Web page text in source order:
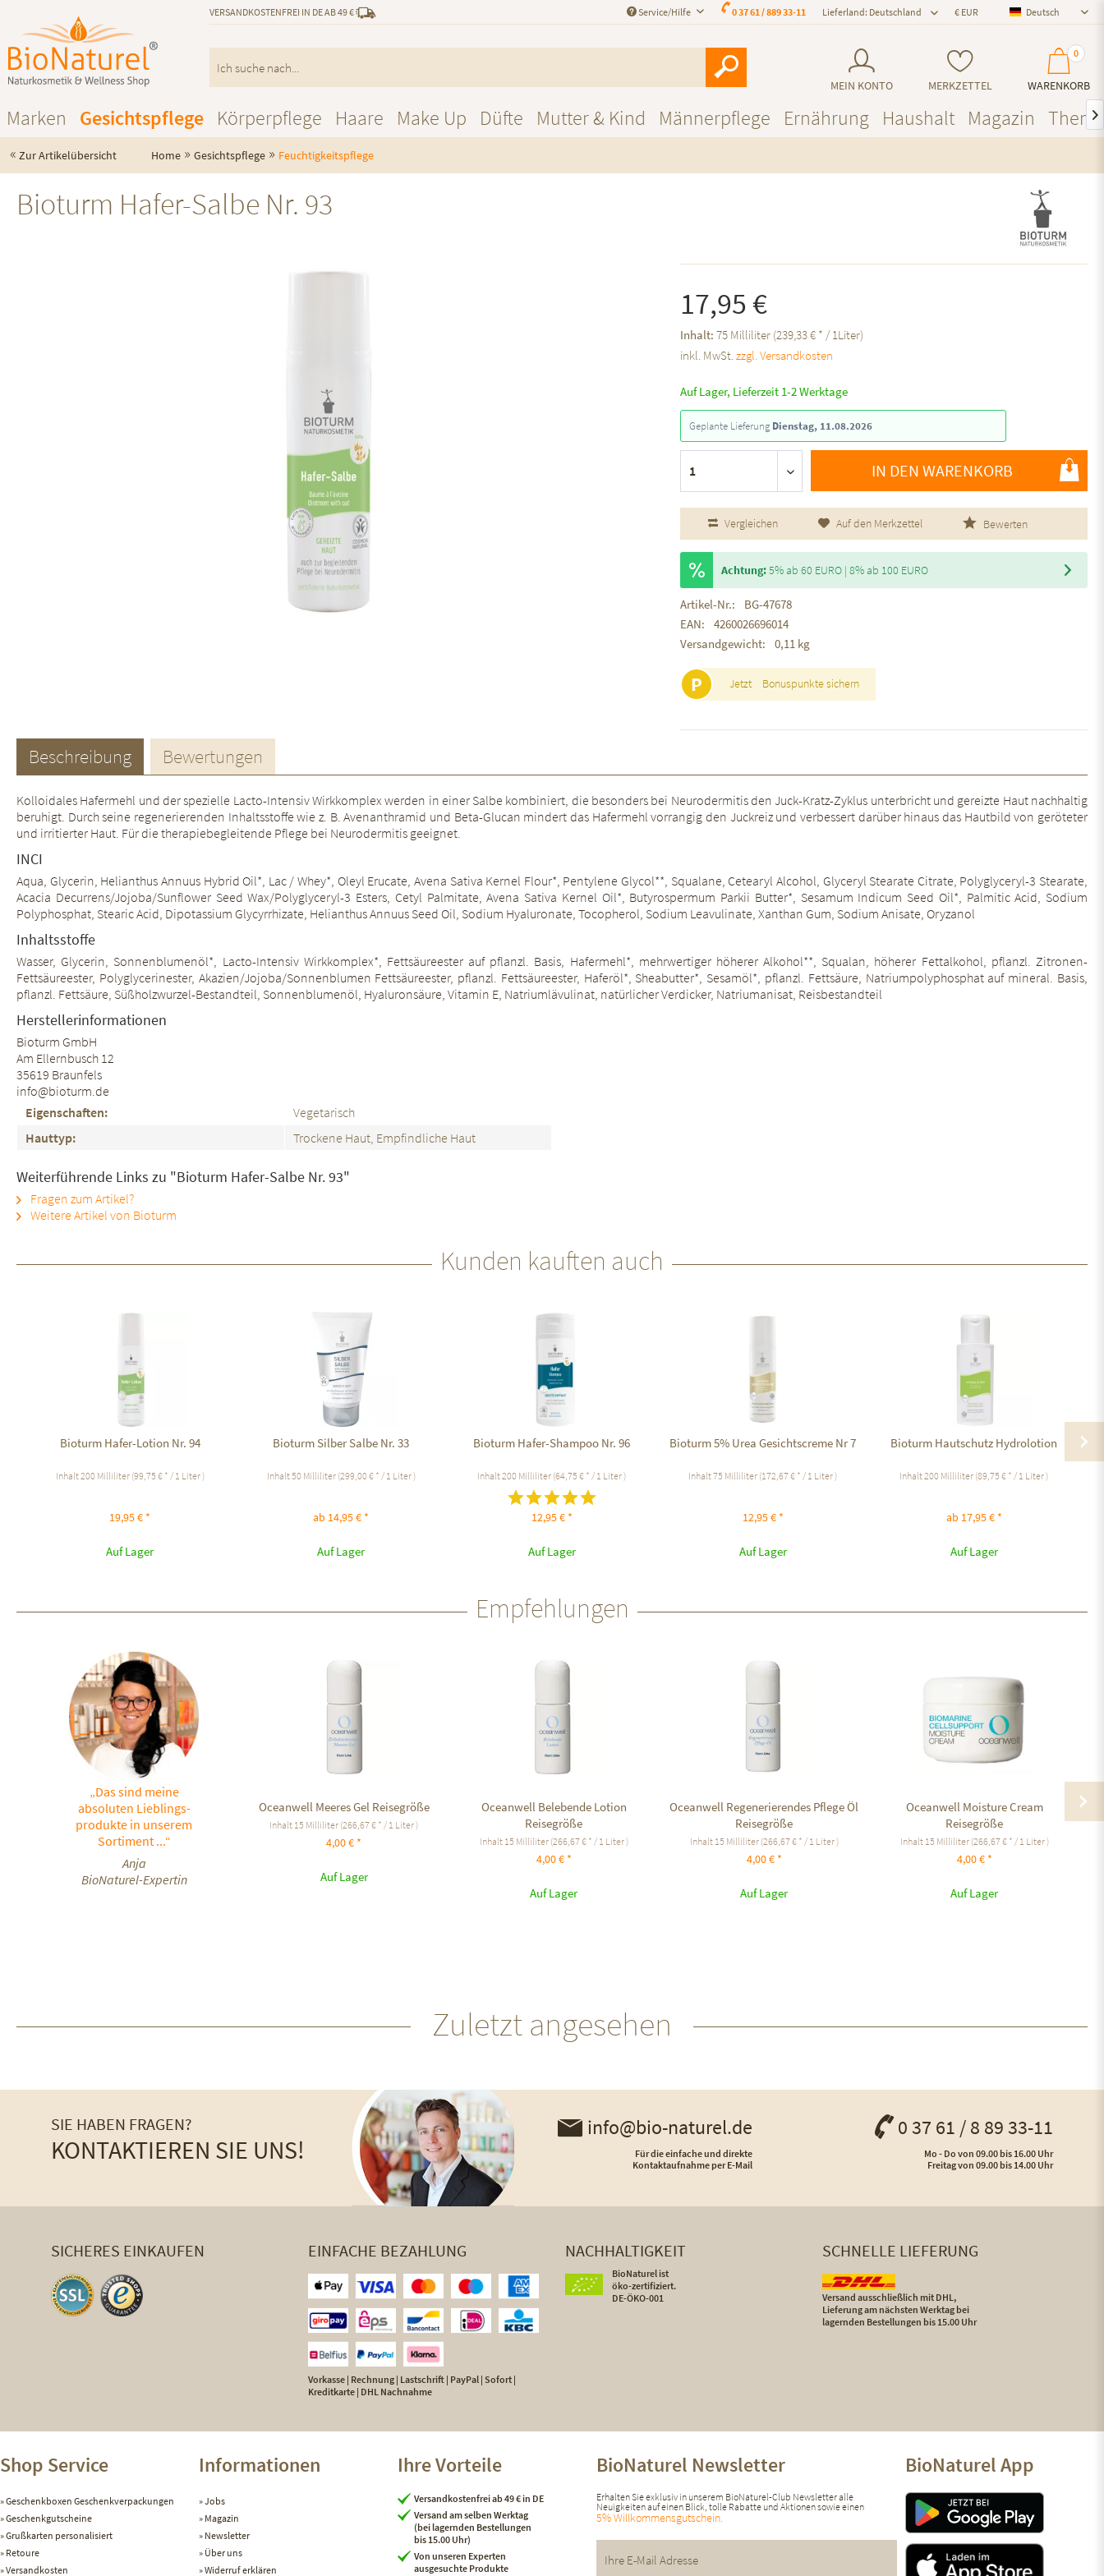
VERSANDKOSTENFREI IN DE AB 49 € Deutsch
Deutsch
Lieferland: Deutschland
0 37 61 / 889 33-11
Service/Hilfe
MEIN KONTO MERKZETTEL
0
WARENKORB
Marken Gesichtspflege Körperpflege Haare Make Up Düfte Mutter & Kind Männerpflege Ernährung Haushalt Magazin 
« Zur Artikelübersicht Home » Gesichtspflege » Feuchtigkeitspflege
Bioturm Hafer-Salbe Nr. 93
17,95 €
Inhalt:75 Milliliter (239,33 € * / 1Liter)
inkl. MwSt.zzgl. Versandkosten
Auf Lager, Lieferzeit 1-2 Werktage
Geplante Lieferung Dienstag, 11.08.2026
IN DEN WARENKORB
Vergleichen Auf den Merkzettel Bewerten
Achtung:5% ab 60 EURO | 8% ab 100 EURO
Artikel-Nr.:
BG-47678
EAN:
4260026696014
Versandgewicht:
0,11 kg
P Jetzt Bonuspunkte sichern
Beschreibung Bewertungen
Kolloidales Hafermehl und der spezielle Lacto-Intensiv Wirkkomplex werden in einer Salbe kombiniert, die besonders bei Neurodermitis den Juck-Kratz-Zyklus unterbricht und gereizte Haut nachhaltig
beruhigt. Durch seine regenerierenden Inhaltsstoffe wie z. B. Avenanthramid und Beta-Glucan mindert das Hafermehl vorrangig den Juckreiz und verbessert darüber hinaus das Hautbild von geröteter
und irritierter Haut. Für die therapiebegleitende Pflege bei Neurodermitis geeignet.
INCI
Aqua, Glycerin, Helianthus Annuus Hybrid Oil*, Lac / Whey*, Oleyl Erucate, Avena Sativa Kernel Flour*, Pentylene Glycol**, Squalane, Cetearyl Alcohol, Glyceryl Stearate Citrate, Polyglyceryl-3 Stearate,
Acacia Decurrens/Jojoba/Sunflower Seed Wax/Polyglyceryl-3 Esters, Cetyl Palmitate, Avena Sativa Kernel Oil*, Butyrospermum Parkii Butter*, Sesamum Indicum Seed Oil*, Palmitic Acid, Sodium
Polyphosphat, Stearic Acid, Dipotassium Glycyrrhizate, Helianthus Annuus Seed Oil, Sodium Hyaluronate, Tocopherol, Sodium Leavulinate, Xanthan Gum, Sodium Anisate, Oryzanol
Inhaltsstoffe
Wasser, Glycerin, Sonnenblumenöl*, Lacto-Intensiv Wirkkomplex*, Fettsäureester auf pflanzl. Basis, Hafermehl*, mehrwertiger höherer Alkohol**, Squalan, höherer Fettalkohol, pflanzl. Zitronen-
Fettsäureester, Polyglycerinester, Akazien/Jojoba/Sonnenblumen Fettsäureester, pflanzl. Fettsäureester, Haferöl*, Sheabutter*, Sesamöl*, pflanzl. Fettsäure, Natriumpolyphosphat auf mineral. Basis,
pflanzl. Fettsäure, Süßholzwurzel-Bestandteil, Sonnenblumenöl, Hyaluronsäure, Vitamin E, Natriumlävulinat, natürlicher Verdicker, Natriumanisat, Reisbestandteil
Herstellerinformationen
Bioturm GmbH
Am Ellernbusch 12
35619 Braunfels
info@bioturm.de
Eigenschaften:
Vegetarisch
Hauttyp:
Trockene Haut, Empfindliche Haut
Weiterführende Links zu "Bioturm Hafer-Salbe Nr. 93"
Fragen zum Artikel?
Weitere Artikel von Bioturm
Kunden kauften auch
Bioturm Hafer-Lotion Nr. 94
Inhalt200 Milliliter (99,75 € * / 1 Liter )
19,95 € *
Auf Lager
Bioturm Silber Salbe Nr. 33
Inhalt50 Milliliter (299,00 € * / 1 Liter )
ab 14,95 € *
Auf Lager
Bioturm Hafer-Shampoo Nr. 96
Inhalt200 Milliliter (64,75 € * / 1 Liter )
12,95 € *
Auf Lager
Bioturm 5% Urea Gesichtscreme Nr 7
Inhalt75 Milliliter (172,67 € * / 1 Liter )
12,95 € *
Auf Lager
Bioturm Hautschutz Hydrolotion
Inhalt200 Milliliter (89,75 € * / 1 Liter )
ab 17,95 € *
Auf Lager
Empfehlungen
„Das sind meine
absoluten Lieblings-
produkte in unserem
Sortiment ...“
Anja
BioNaturel-Expertin
Oceanwell Meeres Gel Reisegröße
Inhalt 15 Milliliter (266,67 € * / 1 Liter )
4,00 € *
Auf Lager
Oceanwell Belebende Lotion
Reisegröße
Inhalt 15 Milliliter (266,67 € * / 1 Liter )
4,00 € *
Auf Lager
Oceanwell Regenerierendes Pflege Öl
Reisegröße
Inhalt 15 Milliliter (266,67 € * / 1 Liter )
4,00 € *
Auf Lager
Oceanwell Moisture Cream
Reisegröße
Inhalt 15 Milliliter (266,67 € * / 1 Liter )
4,00 € *
Auf Lager
Zuletzt angesehen
SIE HABEN FRAGEN?
KONTAKTIEREN SIE UNS!
info@bio-naturel.de
Für die einfache und direkte
Kontaktaufnahme per E-Mail
0 37 61 / 8 89 33-11
Mo - Do von 09.00 bis 16.00 Uhr
Freitag von 09.00 bis 14.00 Uhr
SICHERES EINKAUFEN EINFACHE BEZAHLUNG
Vorkasse | Rechnung | Lastschrift | PayPal | Sofort |
Kreditkarte | DHL Nachnahme
NACHHALTIGKEIT
BioNaturel ist
öko-zertifiziert.
DE-ÖKO-001
SCHNELLE LIEFERUNG
Versand ausschließlich mit DHL,
Lieferung am nächsten Werktag bei
lagernden Bestellungen bis 15.00 Uhr
Shop Service
Geschenkboxen Geschenkverpackungen
Geschenkgutscheine
Grußkarten personalisiert
Retoure
Versandkosten
Informationen
Jobs
Magazin
Newsletter
Über uns
Widerruf erklären
Ihre Vorteile
Versandkostenfrei ab 49 € in DE
Versand am selben Werktag
(bei lagernden Bestellungen
bis 15.00 Uhr)
Von unseren Experten
ausgesuchte Produkte
BioNaturel Newsletter
Erhalten Sie exklusiv in unserem BioNaturel-Club Newsletter alle
Neuigkeiten auf einen Blick, tolle Rabatte und Aktionen sowie einen
5% Willkommensgutschein.
BioNaturel App